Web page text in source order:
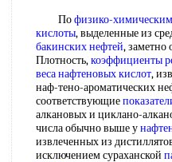
Пофизико-
кислоты, выделенные из
бакинских нефтей, заметно
Плотность,коэффициенты
веса нафтеновых кислот,
наф-тено-ароматических
соответствующие
алкановых и циклано-
числа обычно выше у
извлеченных из
исключением сураханской